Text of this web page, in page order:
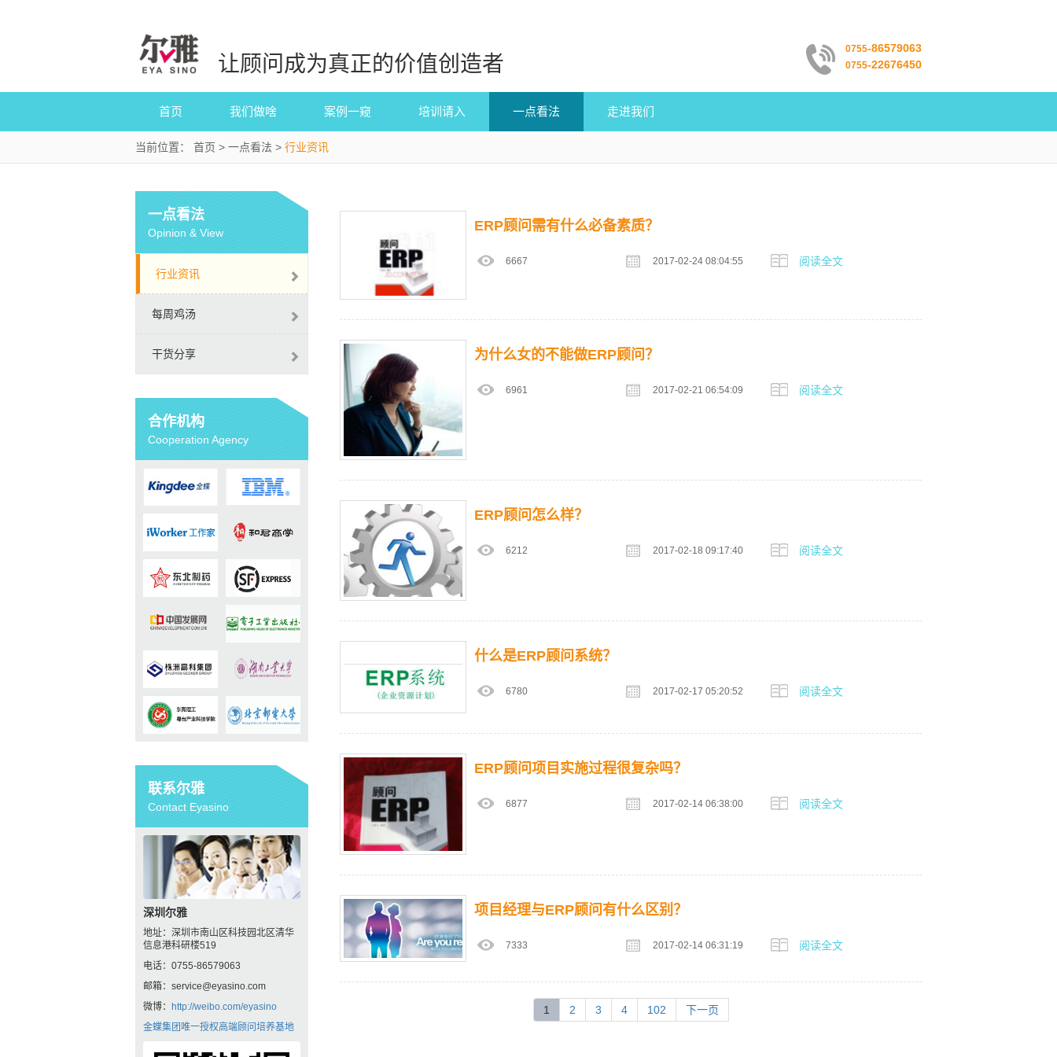
让顾问成为真正的价值创造者
0755-86579063
0755-22676450
首页 我们做啥 案例一窥 培训请入 一点看法 走进我们
当前位置： 首页 > 一点看法 > 行业资讯
一点看法
Opinion & View
行业资讯
每周鸡汤
干货分享
合作机构
Cooperation Agency
联系尔雅
Contact Eyasino
深圳尔雅
地址：深圳市南山区科技园北区清华
信息港科研楼519
电话：0755-86579063
邮箱：service@eyasino.com
微博： http://weibo.com/eyasino
金蝶集团唯一授权高端顾问培养基地
ERP顾问需有什么必备素质？
6667 2017-02-24 08:04:55 阅读全文
为什么女的不能做ERP顾问？
6961 2017-02-21 06:54:09 阅读全文
ERP顾问怎么样？
6212 2017-02-18 09:17:40 阅读全文
什么是ERP顾问系统？
6780 2017-02-17 05:20:52 阅读全文
ERP顾问项目实施过程很复杂吗？
6877 2017-02-14 06:38:00 阅读全文
项目经理与ERP顾问有什么区别？
7333 2017-02-14 06:31:19 阅读全文
1 (current)
2 3 4 102 下一页